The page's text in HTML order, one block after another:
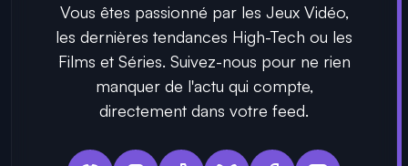
Vous êtes passionné par les Jeux Vidéo,
les dernières tendances High-Tech ou les
Films et Séries. Suivez-nous pour ne rien
manquer de l'actu qui compte,
directement dans votre feed.